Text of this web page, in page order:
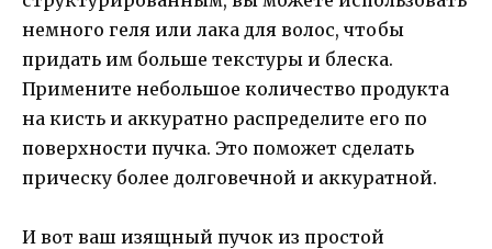
немного геля или лака для волос, чтобы
придать им больше текстуры и блеска.
Примените небольшое количество продукта
на кисть и аккуратно распределите его по
поверхности пучка. Это поможет сделать
прическу более долговечной и аккуратной.
И вот ваш изящный пучок из простой